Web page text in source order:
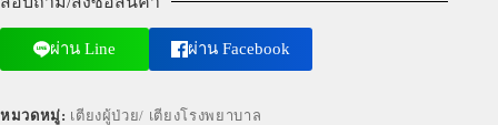
ผ่าน Line ผ่าน Facebook
หมวดหมู่: เตียงผู้ป่วย/ เตียงโรงพยาบาล